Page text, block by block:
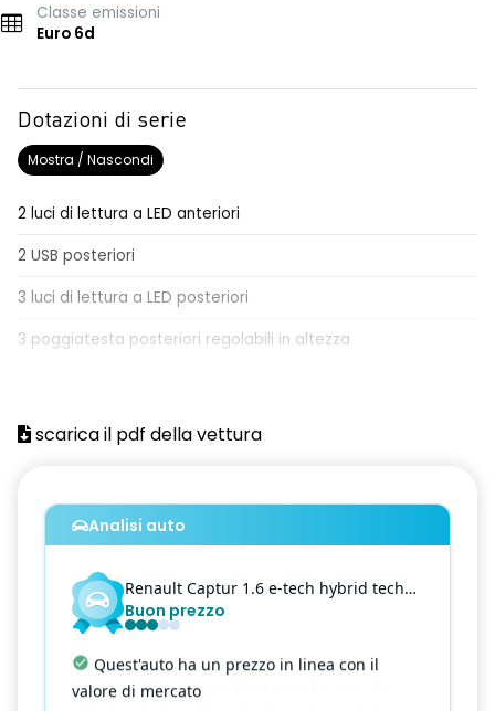
Classe emissioni
Euro 6d
Dotazioni di serie
Mostra / Nascondi
2 luci di lettura a LED anteriori
2 USB posteriori
3 luci di lettura a LED posteriori
3 poggiatesta posteriori regolabili in altezza
Accensione automatica fari
Airbag frontale conducente
Airbag frontale passeggero
Airbag laterale a tendina anteriore
Airbag laterale a tendina posteriore
Airbag laterale testa-torace conducente
scarica il pdf della vettura
Analisi auto
Renault Captur 1.6 e-tech hybrid techno fast track auto 14
Buon prezzo
Quest'auto ha un prezzo in linea con il
valore di mercato